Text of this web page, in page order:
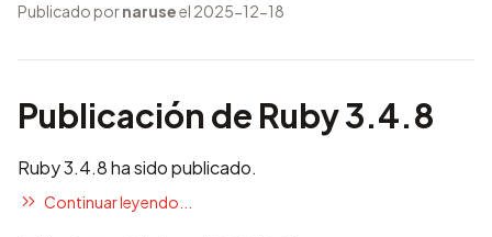
Publicado pornaruseel 2025-12-18
Publicación de Ruby 3.4.8
Ruby 3.4.8 ha sido publicado.
Continuar leyendo...